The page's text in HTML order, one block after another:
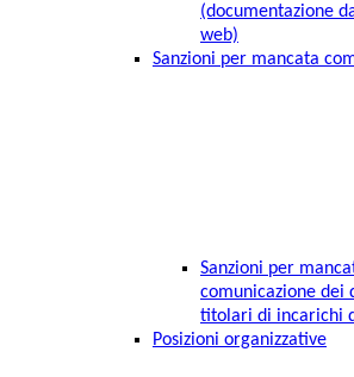
(documentazione
web)
Sanzioni per mancata
Sanzioni per
comunicazione dei
titolari di incarichi
Posizioni organizzative